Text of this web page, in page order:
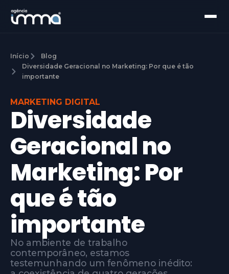
Início
Blog
Diversidade Geracional no Marketing: Por que é tão
importante
MARKETING DIGITAL
Diversidade
Geracional no
Marketing: Por
que é tão
importante
No ambiente de trabalho
contemporâneo, estamos
testemunhando um fenômeno inédito: